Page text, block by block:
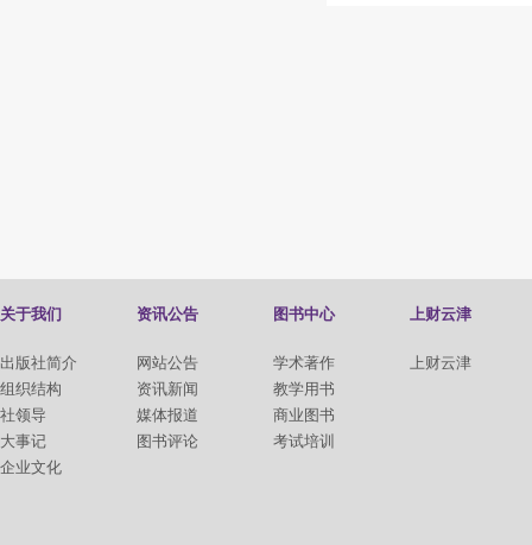
关于我们
出版社简介
组织结构
社领导
大事记
企业文化
资讯公告
网站公告
资讯新闻
媒体报道
图书评论
图书中心
学术著作
教学用书
商业图书
考试培训
上财云津
上财云津